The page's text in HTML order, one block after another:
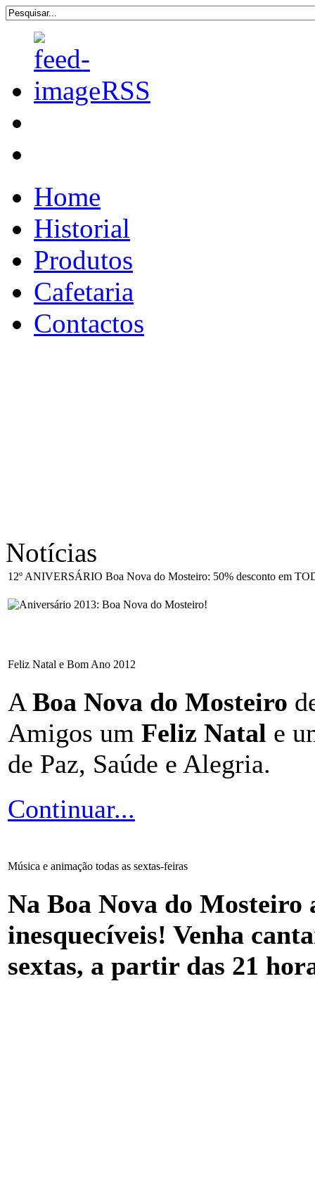
RSS
Home
Historial
Produtos
Cafetaria
Contactos
Notícias
12º ANIVERSÁRIO Boa Nova do Mosteiro: 50% desconto em
Feliz Natal e Bom Ano 2012
A Boa Nova do Mosteiro
Amigos um Feliz Natal e
de Paz, Saúde e Alegria.
Continuar...
Música e animação todas as sextas-feiras
Na Boa Nova do Mosteiro
inesquecíveis! Venha
sextas, a partir das 21